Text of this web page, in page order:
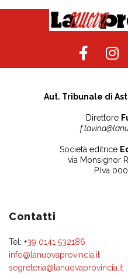
Aut. Tribunale di
Direttore
Società editrice
via Monsignor
P.Iva
Contatti
Tel: +39 0141 532186
info@lanuovaprovincia.it
segreteria@lanuovaprovincia.it